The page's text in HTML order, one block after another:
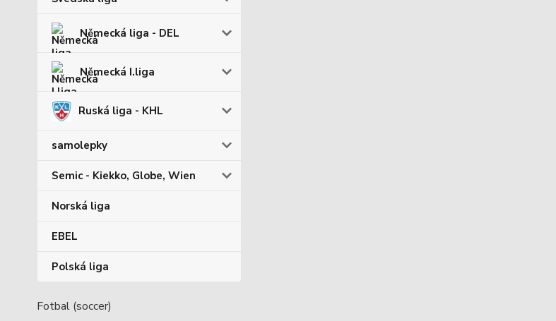
Německá liga - DEL
Německá I.liga
Ruská liga - KHL
samolepky
Semic - Kiekko, Globe, Wien
Norská liga
EBEL
Polská liga
Fotbal (soccer)